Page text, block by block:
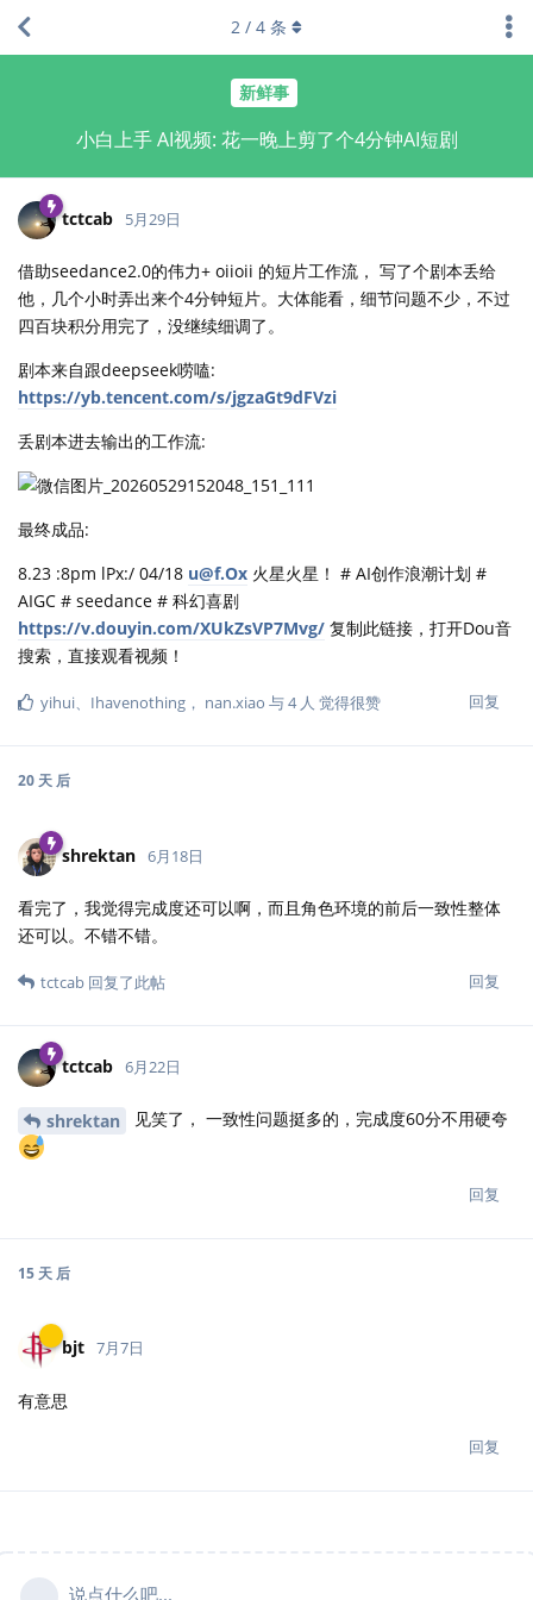
新鲜事
小白上手 AI视频: 花一晚上剪了个4分钟AI短剧
2 / 4 条
tctcab 5月29日
借助seedance2.0的伟力+ oiioii 的短片工作流， 写了个剧本丢给
他，几个小时弄出来个4分钟短片。大体能看，细节问题不少，不过
四百块积分用完了，没继续细调了。
剧本来自跟deepseek唠嗑:
https://yb.tencent.com/s/jgzaGt9dFVzi
丢剧本进去输出的工作流:
最终成品:
8.23 :8pm lPx:/ 04/18 u@f.Ox 火星火星！ # AI创作浪潮计划 #
AIGC # seedance # 科幻喜剧
https://v.douyin.com/XUkZsVP7Mvg/ 复制此链接，打开Dou音
搜索，直接观看视频！
回复
yihui、 Ihavenothing ， nan.xiao 与4人 觉得很赞
20 天 后
shrektan 6月18日
看完了，我觉得完成度还可以啊，而且角色环境的前后一致性整体
还可以。不错不错。
回复
tctcab 回复了此帖
tctcab 6月22日
shrektan 见笑了， 一致性问题挺多的，完成度60分不用硬夸
回复
15 天 后
bjt 7月7日
有意思
回复
说点什么吧...